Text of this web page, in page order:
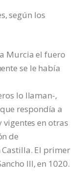
según los
Murcia el fuero
se le había
lo llaman-,
respondía a
en otras
de
Castilla. El primer
III, en 1020.